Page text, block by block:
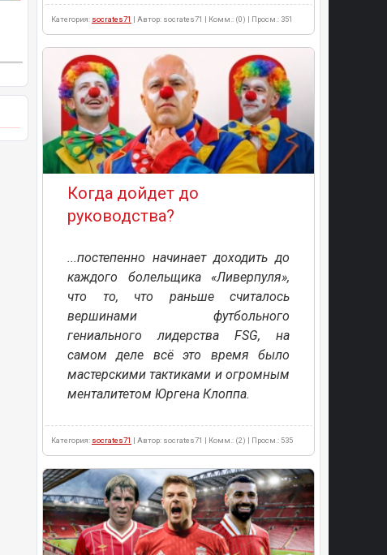
Категория: socrates71 | Автор: socrates71 | Комм.: (0) | Просм.: 351
Когда дойдет до
руководства?
...постепенно начинает доходить до
каждого болельщика «Ливерпуля»,
что то, что раньше считалось
вершинами футбольного
гениального лидерства FSG, на
самом деле всё это время было
мастерскими тактиками и огромным
менталитетом Юргена Клоппа.
Категория: socrates71 | Автор: socrates71 | Комм.: (2) | Просм.: 535